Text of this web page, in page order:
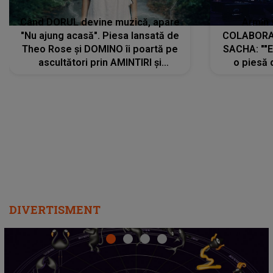
departe ca să le fie mai bine"